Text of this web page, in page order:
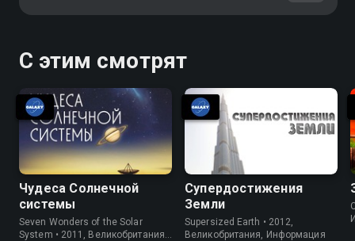
С этим смотрят
Чудеса Солнечной
системы
Seven Wonders of the Solar
System • 2011, Великобритания,
Супердостижения
Земли
Supersized Earth • 2012,
Великобритания, Информация